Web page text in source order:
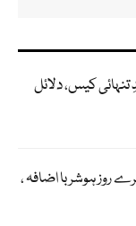
تنہائی کیس، دلائل
ہوشربا اضافہ ،